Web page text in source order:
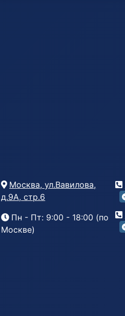
Москва, ул.Вавилова,
д.9А, стр.6
Пн - Пт: 9:00 - 18:00 (по
Москве)